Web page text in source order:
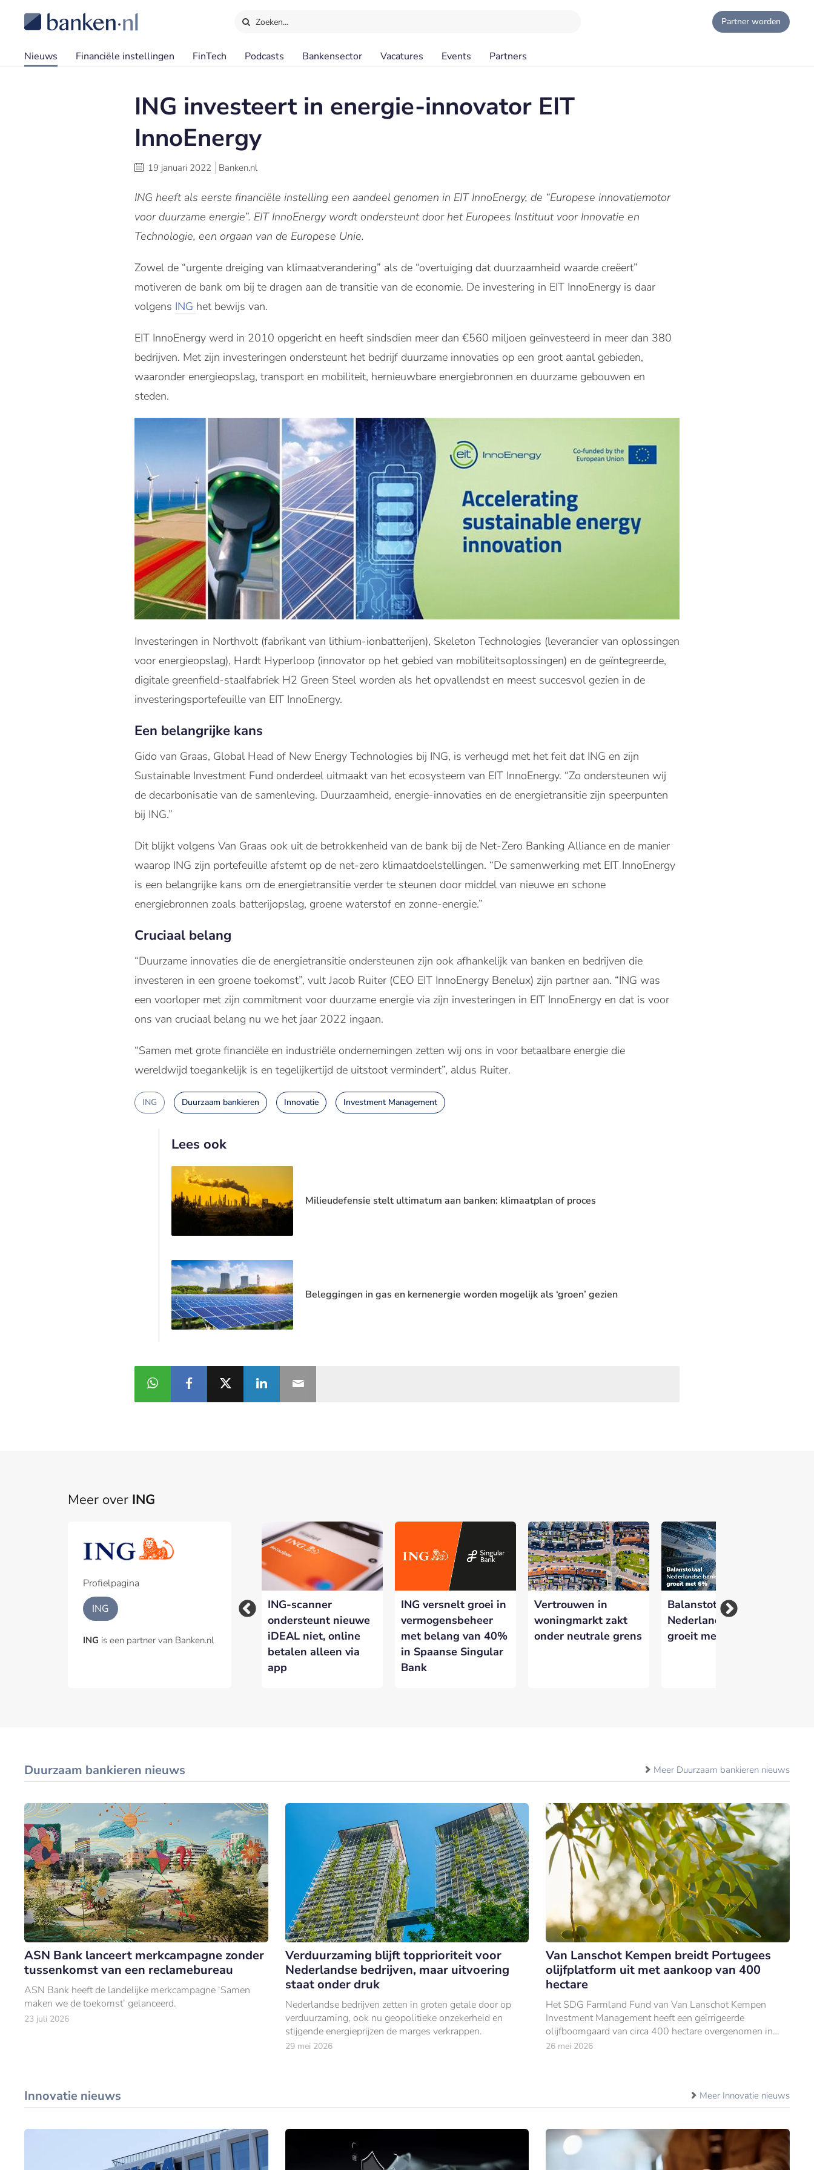
Zoeken… Partner worden
Nieuws Financiële instellingen FinTech Podcasts Bankensector Vacatures Events Partners
ING investeert in energie-innovator EIT
InnoEnergy
19 januari 2022 Banken.nl
ING heeft als eerste financiële instelling een aandeel genomen in EIT InnoEnergy, de “Europese innovatiemotor
voor duurzame energie”. EIT InnoEnergy wordt ondersteunt door het Europees Instituut voor Innovatie en
Technologie, een orgaan van de Europese Unie.
Zowel de “urgente dreiging van klimaatverandering” als de “overtuiging dat duurzaamheid waarde creëert”
motiveren de bank om bij te dragen aan de transitie van de economie. De investering in EIT InnoEnergy is daar
volgens ING het bewijs van.
EIT InnoEnergy werd in 2010 opgericht en heeft sindsdien meer dan €560 miljoen geïnvesteerd in meer dan 380
bedrijven. Met zijn investeringen ondersteunt het bedrijf duurzame innovaties op een groot aantal gebieden,
waaronder energieopslag, transport en mobiliteit, hernieuwbare energiebronnen en duurzame gebouwen en
steden.
Investeringen in Northvolt (fabrikant van lithium-ionbatterijen), Skeleton Technologies (leverancier van oplossingen
voor energieopslag), Hardt Hyperloop (innovator op het gebied van mobiliteitsoplossingen) en de geïntegreerde,
digitale greenfield-staalfabriek H2 Green Steel worden als het opvallendst en meest succesvol gezien in de
investeringsportefeuille van EIT InnoEnergy.
Een belangrijke kans
Gido van Graas, Global Head of New Energy Technologies bij ING, is verheugd met het feit dat ING en zijn
Sustainable Investment Fund onderdeel uitmaakt van het ecosysteem van EIT InnoEnergy. “Zo ondersteunen wij
de decarbonisatie van de samenleving. Duurzaamheid, energie-innovaties en de energietransitie zijn speerpunten
bij ING.”
Dit blijkt volgens Van Graas ook uit de betrokkenheid van de bank bij de Net-Zero Banking Alliance en de manier
waarop ING zijn portefeuille afstemt op de net-zero klimaatdoelstellingen. “De samenwerking met EIT InnoEnergy
is een belangrijke kans om de energietransitie verder te steunen door middel van nieuwe en schone
energiebronnen zoals batterijopslag, groene waterstof en zonne-energie.”
Cruciaal belang
“Duurzame innovaties die de energietransitie ondersteunen zijn ook afhankelijk van banken en bedrijven die
investeren in een groene toekomst”, vult Jacob Ruiter (CEO EIT InnoEnergy Benelux) zijn partner aan. “ING was
een voorloper met zijn commitment voor duurzame energie via zijn investeringen in EIT InnoEnergy en dat is voor
ons van cruciaal belang nu we het jaar 2022 ingaan.
“Samen met grote financiële en industriële ondernemingen zetten wij ons in voor betaalbare energie die
wereldwijd toegankelijk is en tegelijkertijd de uitstoot vermindert”, aldus Ruiter.
ING Duurzaam bankieren Innovatie Investment Management
Lees ook
Milieudefensie stelt ultimatum aan banken: klimaatplan of proces
Beleggingen in gas en kernenergie worden mogelijk als ‘groen’ gezien
Meer over ING
Profielpagina
ING
ING is een partner van Banken.nl
ING genoemd als
Rabobank is de
meest geliefde app
financiële apps in de
ING-scanner
ondersteunt nieuwe
iDEAL niet, online
betalen alleen via
app
ING versnelt groei in
vermogensbeheer
met belang van 40%
in Spaanse Singular
Bank
Vertrouwen in
woningmarkt zakt
onder neutrale grens
Balanstotaal
Nederlandse banken
groeit met 6%
Duurzaam bankieren nieuws Meer Duurzaam bankieren nieuws
ASN Bank lanceert merkcampagne zonder
tussenkomst van een reclamebureau
ASN Bank heeft de landelijke merkcampagne ‘Samen
maken we de toekomst’ gelanceerd.
23 juli 2026
Verduurzaming blijft topprioriteit voor
Nederlandse bedrijven, maar uitvoering
staat onder druk
Nederlandse bedrijven zetten in groten getale door op
verduurzaming, ook nu geopolitieke onzekerheid en
stijgende energieprijzen de marges verkrappen.
29 mei 2026
Van Lanschot Kempen breidt Portugees
olijfplatform uit met aankoop van 400
hectare
Het SDG Farmland Fund van Van Lanschot Kempen
Investment Management heeft een geïrrigeerde
olijfboomgaard van circa 400 hectare overgenomen in
Faro do Alentejo, in de Portugese Alqueva-regio.
26 mei 2026
Innovatie nieuws Meer Innovatie nieuws